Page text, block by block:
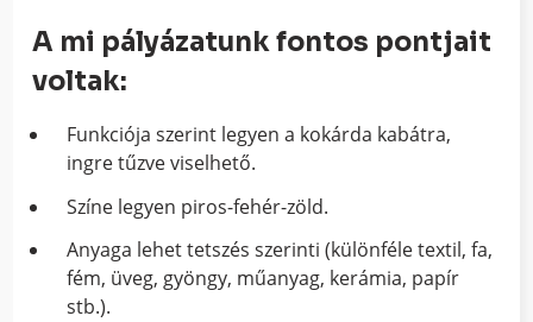
A mi pályázatunk fontos pontjait
voltak:
Funkciója szerint legyen a kokárda kabátra,
ingre tűzve viselhető.
Színe legyen piros-fehér-zöld.
Anyaga lehet tetszés szerinti (különféle textil, fa,
fém, üveg, gyöngy, műanyag, kerámia, papír
stb.).